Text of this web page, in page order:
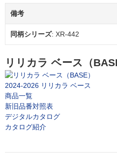
備考
同柄シリーズ: XR-442
リリカラ ベース（
2024-2026 リリカラ ベース
商品一覧
新旧品番対照表
デジタルカタログ
カタログ紹介